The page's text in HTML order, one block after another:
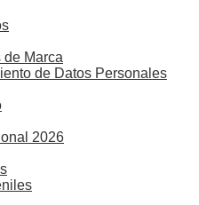
de Marca
de Datos Personales
2026